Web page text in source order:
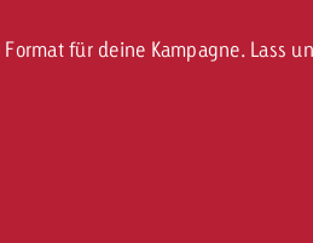
für deine Kampagne. Lass